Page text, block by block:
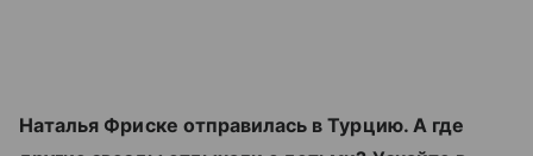
Наталья Фриске отправилась в Турцию. А где